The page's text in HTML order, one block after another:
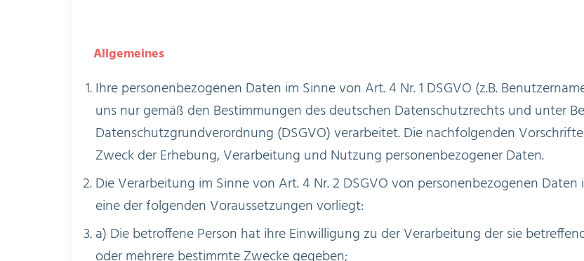
Allgemeines
Ihre personenbezogenen Daten im Sinne von Art. 4 Nr. 1 DSGVO (z.B.
uns nur gemäß den Bestimmungen des deutschen Datenschutzrechts und unter
Datenschutzgrundverordnung (DSGVO) verarbeitet. Die nachfolgenden
Zweck der Erhebung, Verarbeitung und Nutzung personenbezogener Daten.
Die Verarbeitung im Sinne von Art. 4 Nr. 2 DSGVO von personenbezogenen
eine der folgenden Voraussetzungen vorliegt:
a) Die betroffene Person hat ihre Einwilligung zu der Verarbeitung der sie